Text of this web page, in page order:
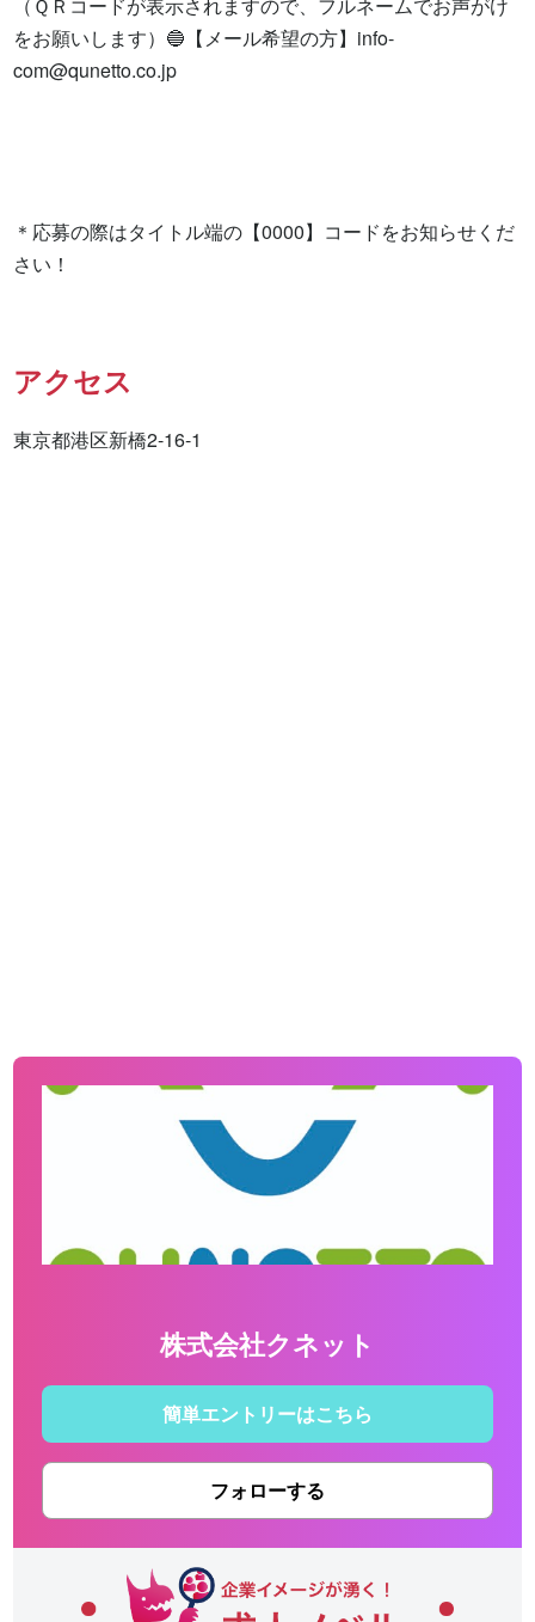
（ＱＲコードが表示されますので、フルネームでお声がけ
をお願いします）🔵【メール希望の方】 info-
com@qunetto.co.jp
＊応募の際はタイトル端の【0000】コードをお知らせくだ
さい！
アクセス
東京都港区新橋2-16-1
株式会社クネット
簡単エントリーはこちら
フォローする